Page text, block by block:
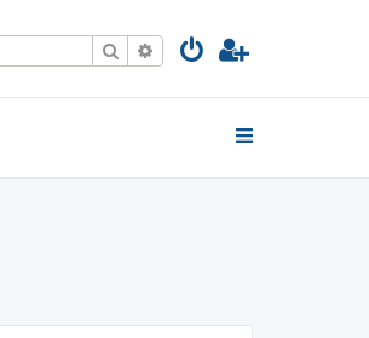
SzukajWyszukiwanie